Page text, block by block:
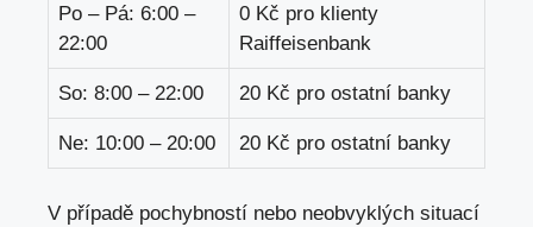
Po – Pá: 6:00 –
22:00
0 Kč pro klienty
Raiffeisenbank
So: 8:00 – 22:00 20 Kč pro ostatní banky
Ne: 10:00 – 20:00 20 Kč pro ostatní banky
V případě pochybností nebo neobvyklých situací